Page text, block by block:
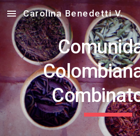
Skip to main content
Carolina Benedetti V.